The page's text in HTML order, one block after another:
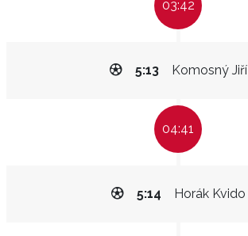
03:42
Komosný Jiří
5:13
04:41
Horák Kvido
5:14